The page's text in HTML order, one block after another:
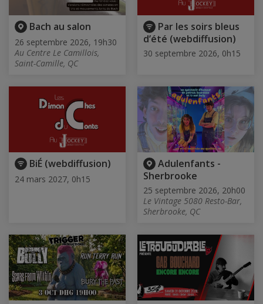
Bach au salon
26 septembre 2026, 19h30
Au Centre Le Camillois,
Saint-Camille, QC
Par les soirs bleus
d’été (webdiffusion)
30 septembre 2026, 0h15
BiÉ (webdiffusion)
24 mars 2027, 0h15
Adulenfants -
Sherbrooke
25 septembre 2026, 20h00
Le Vintage 5080 Resto-Bar,
Sherbrooke, QC